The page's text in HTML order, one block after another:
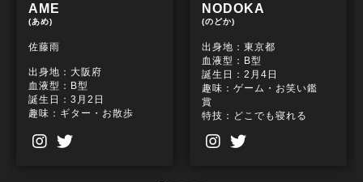
AME
(あめ)
佐藤雨
出身地：大阪府
血液型：B型
誕生日：3月2日
趣味：ギター・お散歩
むこと
NODOKA
(のどか)
出身地：東京都
血液型：B型
誕生日：2月4日
趣味：ゲーム・お笑い鑑
賞
特技：どこでも寝れる